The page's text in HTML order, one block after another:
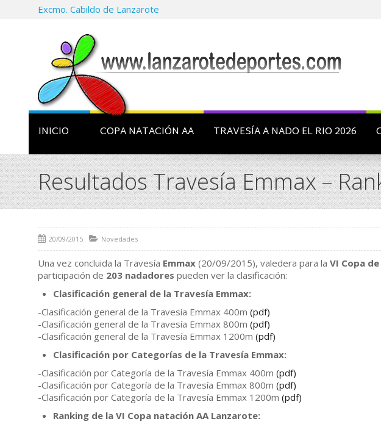
Excmo. Cabildo de Lanzarote
INICIO COPA NATACIÓN AA TRAVESÍA A NADO EL RIO 2026
Resultados Travesía Emmax –
20/09/2015 Novedades
Una vez concluida la Travesía Emmax (20/09/2015), valedera para la VI Copa
participación de 203 nadadores pueden ver la clasificación:
Clasificación general de la Travesía Emmax:
-Clasificación general de la Travesía Emmax 400m (pdf)
-Clasificación general de la Travesía Emmax 800m (pdf)
-Clasificación general de la Travesía Emmax 1200m (pdf)
Clasificación por Categorías de la Travesía Emmax:
-Clasificación por Categoría de la Travesía Emmax 400m (pdf)
-Clasificación por Categoría de la Travesía Emmax 800m (pdf)
-Clasificación por Categoría de la Travesía Emmax 1200m (pdf)
Ranking de la VI Copa natación AA Lanzarote: